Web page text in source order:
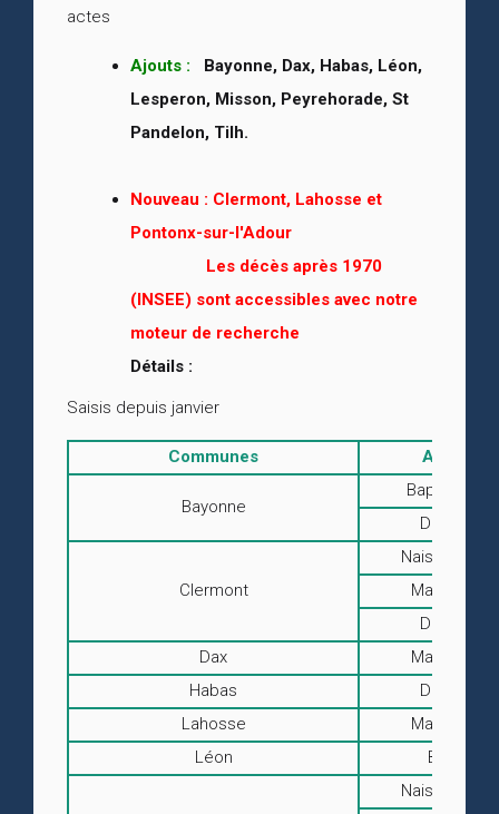
actes
Ajouts : Bayonne, Dax, Habas, Léon,
Lesperon, Misson, Peyrehorade, St
Pandelon, Tilh.
Nouveau : Clermont, Lahosse et
Pontonx-sur-l'Adour
Les décès après 1970
(INSEE) sont accessibles avec notre
moteur de recherche
Détails :
Saisis depuis janvier
Communes Actes
Bayonne
Baptêmes
Décès
Clermont
Naissances
Mariages
Décès
Dax
Mariages
Habas
Décès
Lahosse
Mariages
Léon
BMS
Naissances